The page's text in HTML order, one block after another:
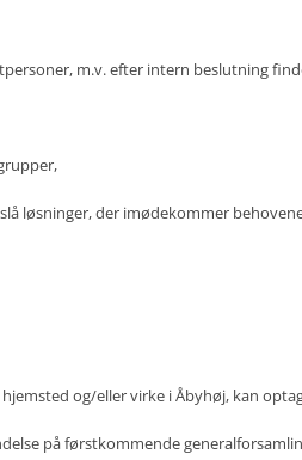
m.v. efter intern beslutning
løsninger, der imødekommer
og/eller virke i Åbyhøj, kan
på førstkommende